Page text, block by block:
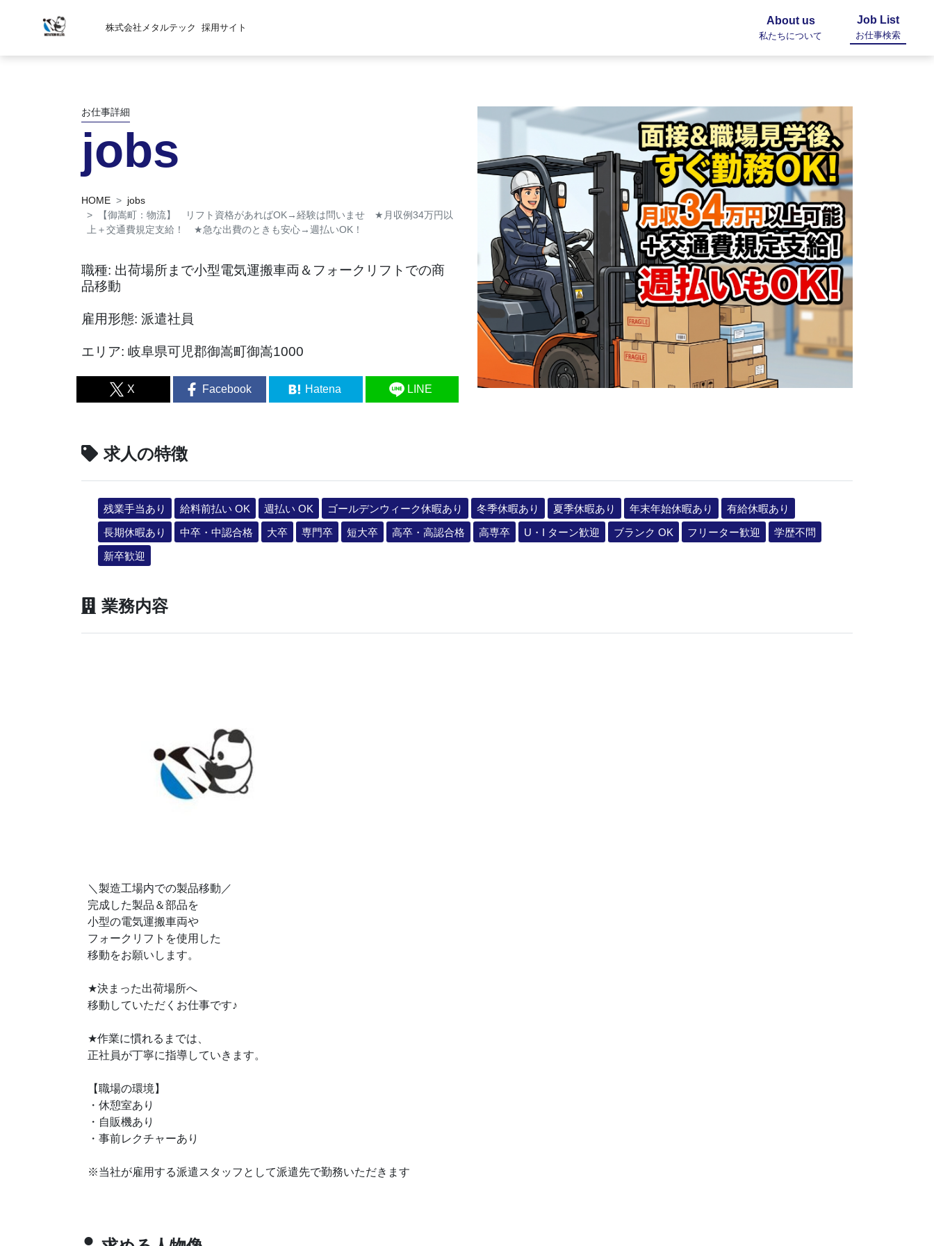
株式会社メタルテック 採用サイト
About us
私たちについて
Job List
お仕事検索
お仕事詳細
jobs
HOME
jobs
【御嵩町：物流】 リフト資格があればOK→経験は問いませ ★ 月収例34万円以
上＋交通費規定支給！ ★急な出費のときも安心→週払いOK！
職種: 出荷場所まで小型電気運搬車両＆フォークリフトでの商
品移動
雇用形態: 派遣社員
エリア: 岐阜県可児郡御嵩町御嵩1000
X Facebook Hatena LINE
求人の特徴
残業手当あり 給料前払い OK 週払い OK ゴールデンウィーク休暇あり 冬季休暇あり 夏季休暇あり 年末年始休暇あり
有給休暇あり
長期休暇あり
中卒・中認合格 大卒 専門卒 短大卒 高卒・高認合格 高専卒 U・I ターン歓迎 ブランク OK フリーター歓迎
学歴不問
新卒歓迎
業務内容
＼製造工場内での製品移動／
完成した製品＆部品を
小型の電気運搬車両や
フォークリフトを使用した
移動をお願いします。
★決まった出荷場所へ
移動していただくお仕事です♪
★作業に慣れるまでは、
正社員が丁寧に指導していきます。
【職場の環境】
・休憩室あり
・自販機あり
・事前レクチャーあり
※当社が雇用する派遣スタッフとして派遣先で勤務いただきます